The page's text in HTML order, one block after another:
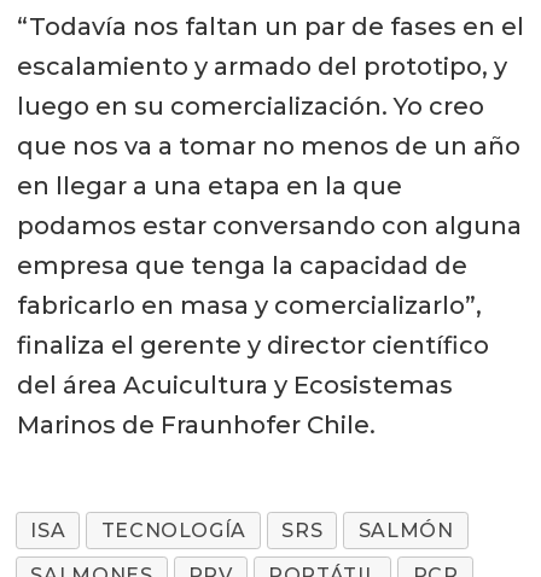
“Todavía nos faltan un par de fases en el
escalamiento y armado del prototipo, y
luego en su comercialización. Yo creo
que nos va a tomar no menos de un año
en llegar a una etapa en la que
podamos estar conversando con alguna
empresa que tenga la capacidad de
fabricarlo en masa y comercializarlo”,
finaliza el gerente y director científico
del área Acuicultura y Ecosistemas
Marinos de Fraunhofer Chile.
ISA TECNOLOGÍA SRS
SALMÓN